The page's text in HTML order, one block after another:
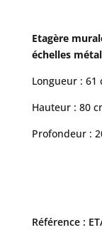
Etagère
échelles
Longueur : 61
Hauteur : 80
Profondeur :
Référence :